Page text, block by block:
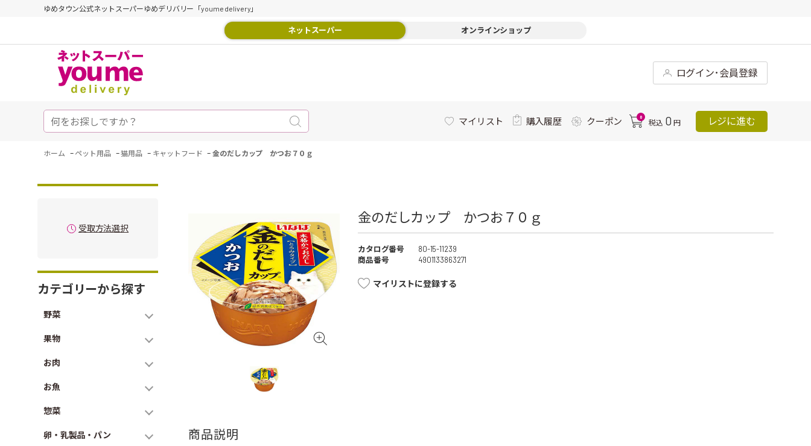
ゆめタウン公式ネットスーパーゆめデリバリー「youme delivery」
ネットスーパー オンラインショップ
ログイン･会員登録
マイリスト 購入履歴 クーポン 0
税込 0 円 レジに進む
ホーム - ペット用品 -猫用品 - キャットフード -金のだしカップ かつお７０ｇ
受取方法選択
カテゴリーから探す
野菜
果物
お肉
お魚
惣菜
卵・乳製品・パン
金のだしカップ かつお７０ｇ
カタログ番号
80-15-11239
商品番号
4901133863271
マイリストに登録する
商品説明